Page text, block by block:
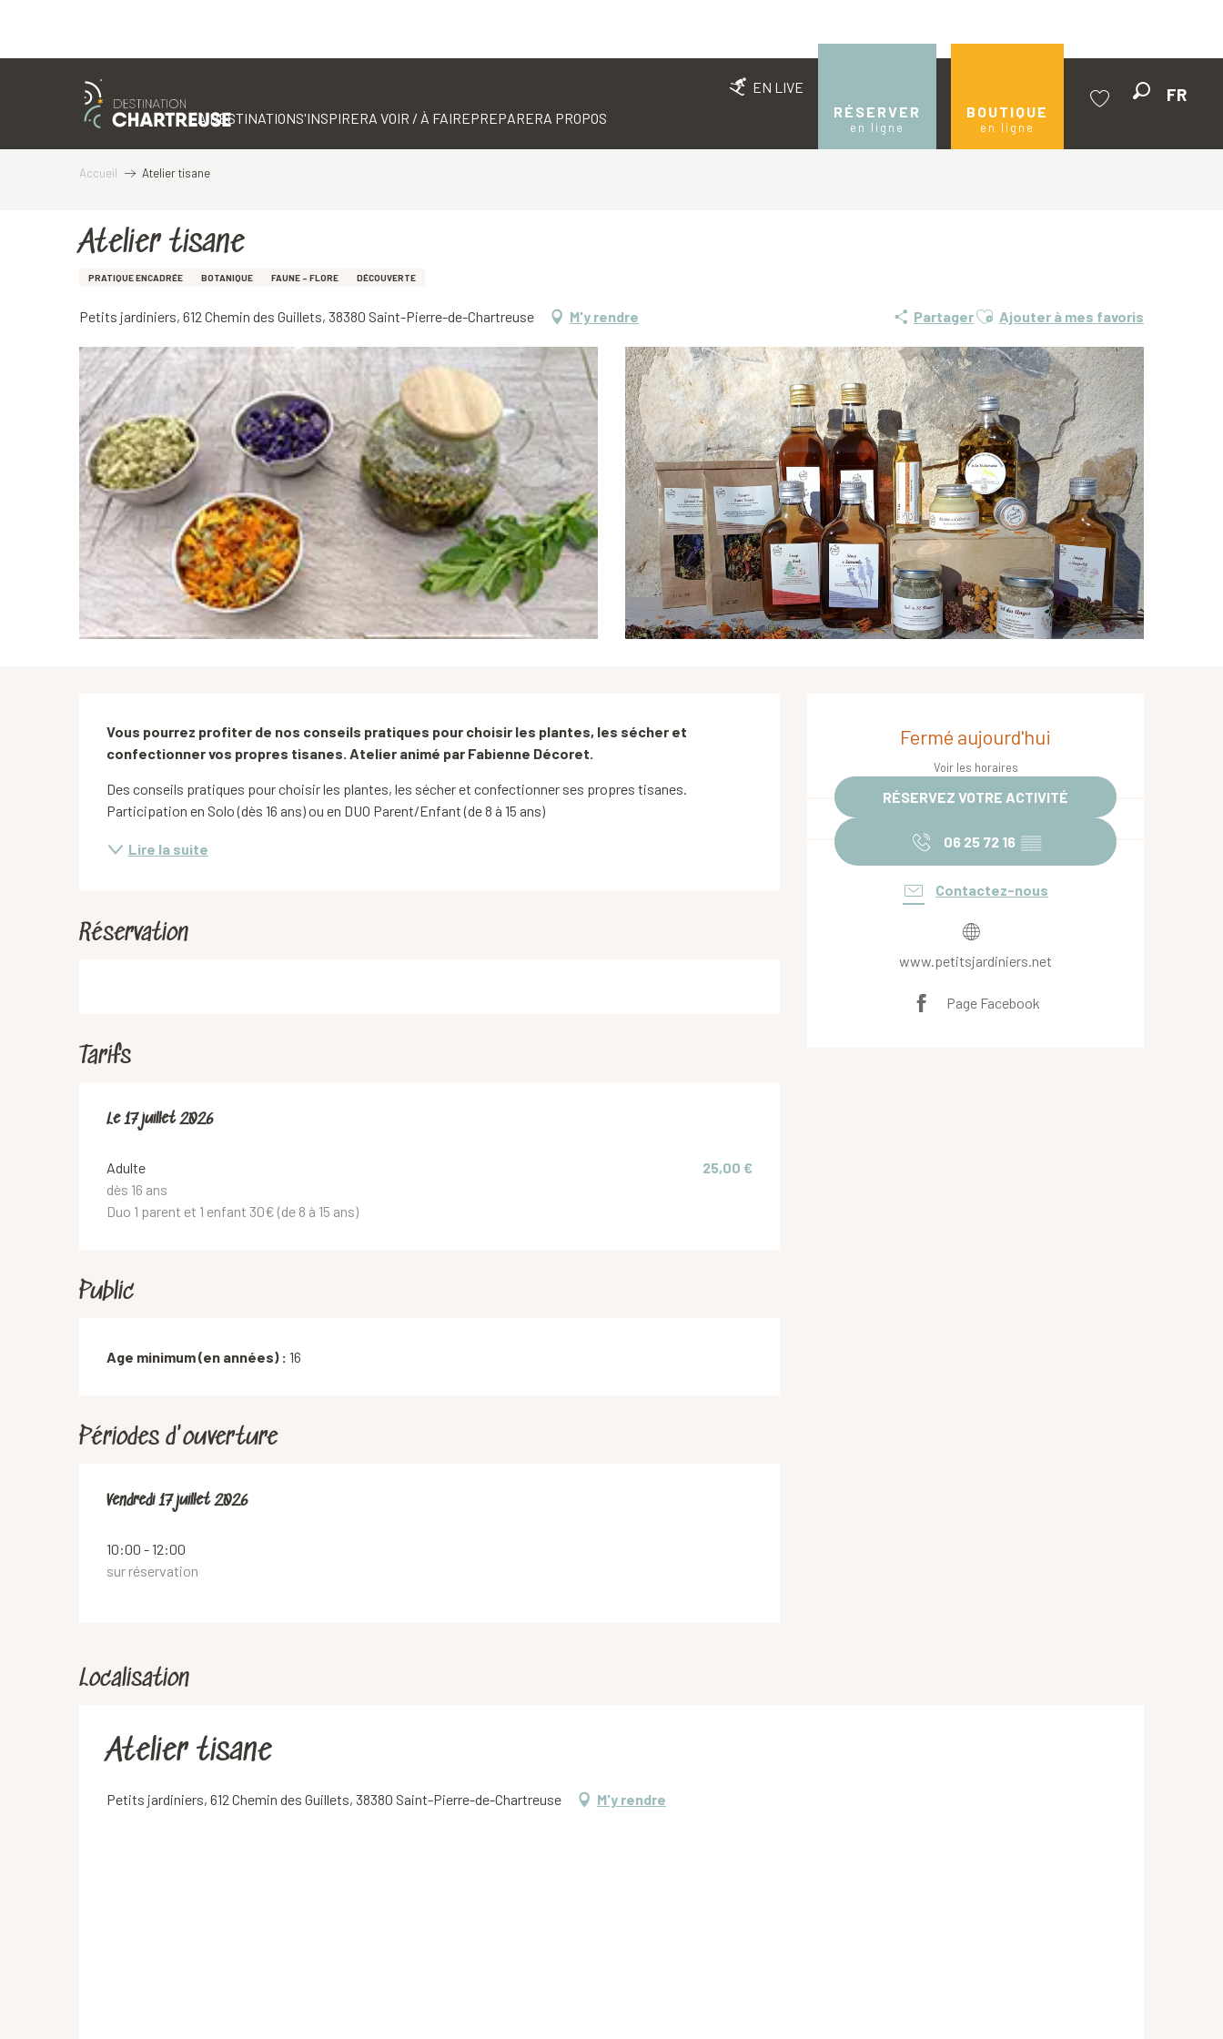
EN LIVE
RÉSERVER
en ligne
BOUTIQUE
en ligne
FR
LA DESTINATIONS'INSPIRERA VOIR / À FAIREPREPARERA PROPOS
Accueil Atelier tisane
Atelier tisane
PRATIQUE ENCADRÉE BOTANIQUE FAUNE - FLORE DÉCOUVERTE
Petits jardiniers, 612 Chemin des Guillets, 38380 Saint-Pierre-de-Chartreuse M'y rendre PartagerAjouter aux favoris
Ajouter à mes favoris
Fermé aujourd'hui
Voir les horaires
RÉSERVEZ VOTRE ACTIVITÉ
06 25 72 16 ▒▒
Contactez-nous
www.petitsjardiniers.net
Page Facebook
Description
Vous pourrez profiter de nos conseils pratiques pour choisir les plantes, les sécher et
confectionner vos propres tisanes. Atelier animé par Fabienne Décoret.
Des conseils pratiques pour choisir les plantes, les sécher et confectionner ses propres tisanes.
Participation en Solo (dès 16 ans) ou en DUO Parent/Enfant (de 8 à 15 ans)
Lire la suite
Réservation
Tarifs
Le17 juillet 2026
Le17 juillet 2026
Adulte
dès 16 ans
Duo 1 parent et 1 enfant 30€ (de 8 à 15 ans)
25,00 €
Public
Age minimum (en années) : 16
Périodes d'ouverture
Vendredi 17 juillet 2026
Vendredi 17 juillet 2026
10:00 - 12:00
sur réservation
Localisation
Atelier tisane
Petits jardiniers, 612 Chemin des Guillets, 38380 Saint-Pierre-de-Chartreuse M'y rendre